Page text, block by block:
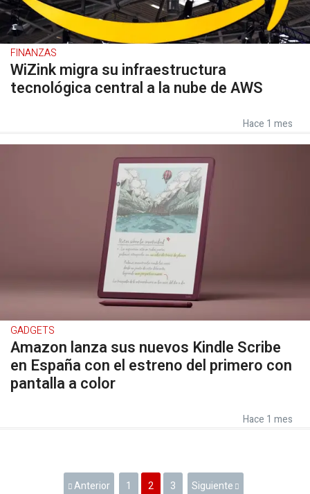
FINANZAS
WiZink migra su infraestructura
tecnológica central a la nube de AWS
Hace 1 mes
GADGETS
Amazon lanza sus nuevos Kindle Scribe
en España con el estreno del primero con
pantalla a color
Hace 1 mes
Anterior 1 2 3 Siguiente